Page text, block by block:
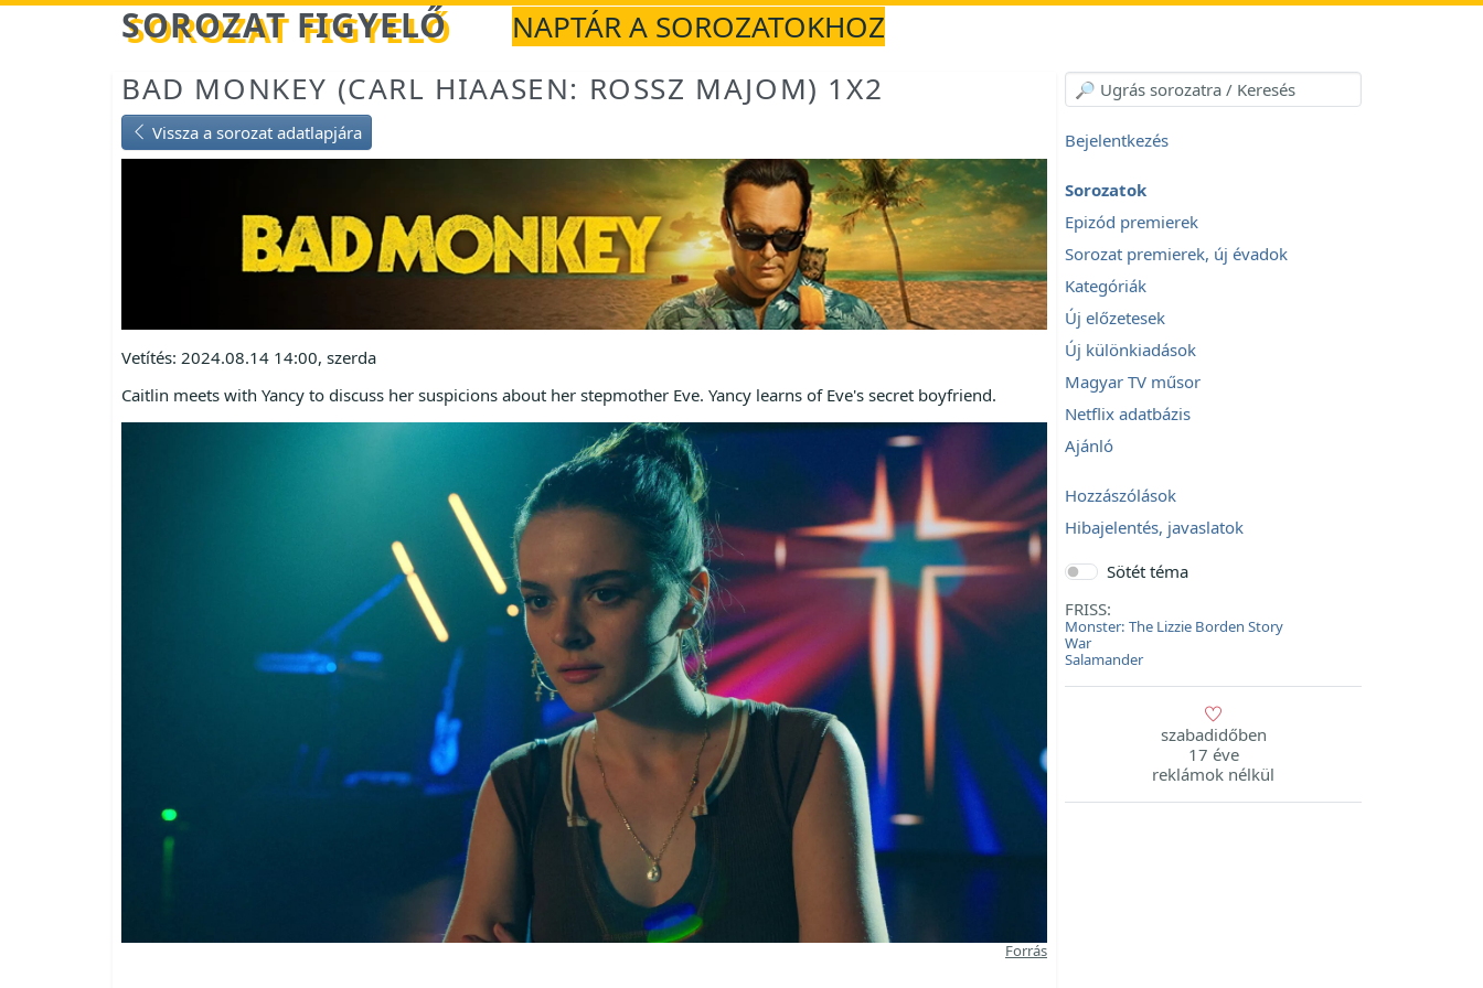
Betöltés... SOROZAT FIGYELŐ
NAPTÁR A SOROZATOKHOZ
BAD MONKEY (CARL HIAASEN: ROSSZ MAJOM) 1X2
Vissza a sorozat adatlapjára
Vetítés: 2024.08.14 14:00, szerda
Caitlin meets with Yancy to discuss her suspicions about her stepmother Eve. Yancy learns of Eve's secret boyfriend.
Forrás
Bejelentkezés
Sorozatok
Epizód premierek
Sorozat premierek, új évadok
Kategóriák
Új előzetesek
Új különkiadások
Magyar TV műsor
Netflix adatbázis
Ajánló
Hozzászólások
Hibajelentés, javaslatok
Sötét téma
FRISS:
Monster: The Lizzie Borden Story
War
Salamander
szabadidőben
17 éve
reklámok nélkül